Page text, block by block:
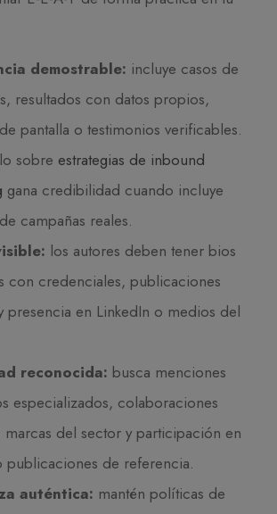
demostrable: incluye casos de
resultados con datos propios,
pantalla o testimonios verificables.
sobre estrategias de inbound
gana credibilidad cuando incluye
campañas reales.
los autores deben tener bios
con credenciales, publicaciones
presencia en LinkedIn o medios del
reconocida: busca menciones
especializados, colaboraciones
marcas del sector y participación en
publicaciones de referencia.
auténtica: mantén políticas de